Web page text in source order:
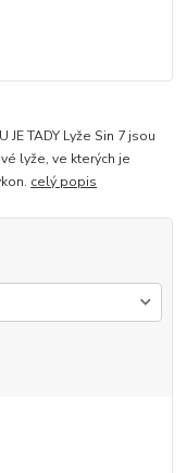
JE TADY Lyže Sin 7 jsou
lyže, ve kterých je
celý popis